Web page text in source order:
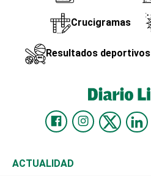
Crucigramas
Resultados deportivos
ACTUALIDAD